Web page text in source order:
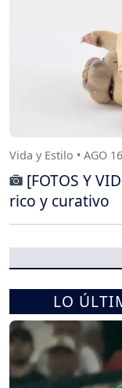
LO
Vida y Estilo • AGO
[FOTOS Y
rico y curativo